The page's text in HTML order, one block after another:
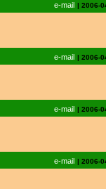
e-mail | 2006-
e-mail | 2006-
e-mail | 2006-
e-mail | 2006-